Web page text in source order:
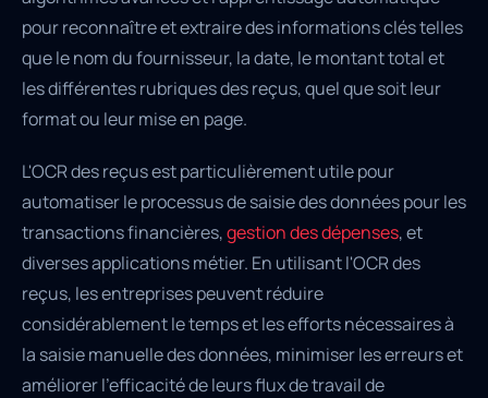
pour reconnaître et extraire des informations clés telles
que le nom du fournisseur, la date, le montant total et
les différentes rubriques des reçus, quel que soit leur
format ou leur mise en page.
L'OCR des reçus est particulièrement utile pour
automatiser le processus de saisie des données pour les
transactions financières,gestion des dépenses, et
diverses applications métier. En utilisant l'OCR des
reçus, les entreprises peuvent réduire
considérablement le temps et les efforts nécessaires à
la saisie manuelle des données, minimiser les erreurs et
améliorer l'efficacité de leurs flux de travail de